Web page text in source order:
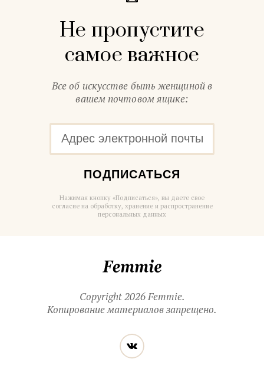
Не пропустите
самое важное
Все об искусстве быть женщиной в
вашем почтовом ящике:
ПОДПИСАТЬСЯ
Нажимая кнопку «Подписаться», вы даете свое
согласие на обработку, хранение и распространение
персональных данных
Copyright 2026 Femmie.
Копирование материалов запрещено.
Читайте
нас
в социальных